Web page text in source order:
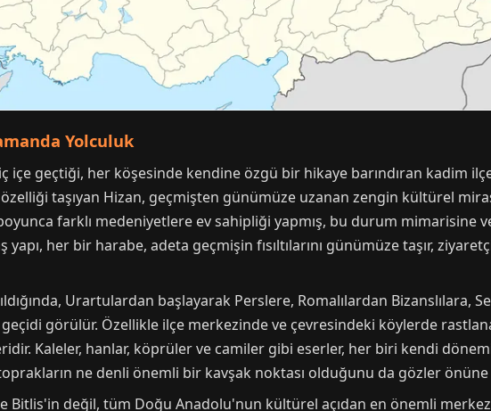
Yolculuk
içe geçtiği, her köşesinde kendine özgü bir hikaye barındıran kadim
taşıyan Hizan, geçmişten günümüze uzanan zengin kültürel
farklı medeniyetlere ev sahipliği yapmış, bu durum mimarisine
yapı, her bir harabe, adeta geçmişin fısıltılarını günümüze taşır,
Urartulardan başlayarak Perslere, Romalılardan Bizanslılara,
görülür. Özellikle ilçe merkezinde ve çevresindeki köylerde
Kaleler, hanlar, köprüler ve camiler gibi eserler, her biri kendi
ne denli önemli bir kavşak noktası olduğunu da gözler önüne
Bitlis'in değil, tüm Doğu Anadolu'nun kültürel açıdan en önemli